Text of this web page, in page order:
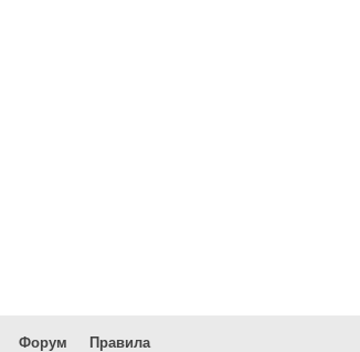
Форум Правила